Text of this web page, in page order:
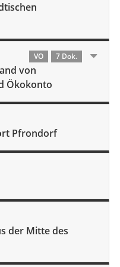
VO 7 Dok.
von
Ökokonto
Pfrondorf
der Mitte des